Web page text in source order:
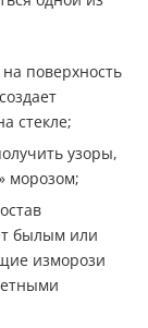
поверхность
стекле;
узоры,
морозом;
былым или
изморози